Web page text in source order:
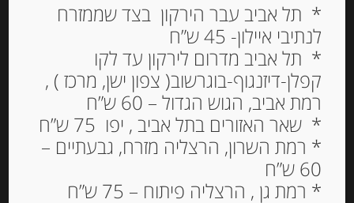
ביסקוויט דקיק עם קרם
* תל אביב עבר הירקון בצד שממזרח
לנתיבי איילון- 45 ש”ח
* תל אביב מדרום לירקון עד לקו
קפלן-דיזנגוף-בוגרשוב( צפון ישן, מרכז ) ,
רמת אביב, הגוש הגדול – 60 ש”ח
* שאר האזורים בתל אביב , יפו 75 ש”ח
* רמת השרון, הרצליה מזרח, גבעתיים –
60 ש”ח
* רמת גן , הרצליה פיתוח – 75 ש”ח